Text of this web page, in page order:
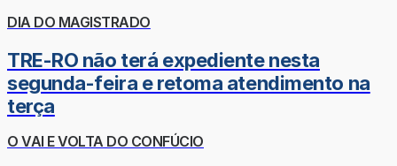
DIA DO MAGISTRADO
TRE-RO não terá expediente nesta
segunda-feira e retoma atendimento na
terça
O VAI E VOLTA DO CONFÚCIO